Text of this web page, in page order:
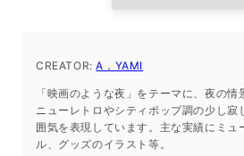
の
量
を
減
の
量
を
増
CREATOR:A．YAMI
「映画のような夜」をテーマに、夜の情
ニューレトロやシティポップ調の少し寂
囲気を表現しています。主な実績にミュ
ル、グッズのイラスト等。